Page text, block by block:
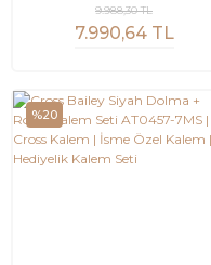
7.990,64 TL
9.988,30 TL
%20